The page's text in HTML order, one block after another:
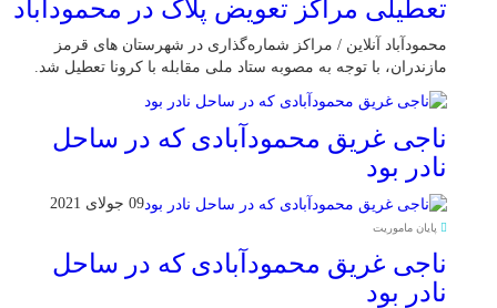
تعطیلی مراکز تعویض پلاک در محمودآباد
محمودآباد آنلاین / مراکز شماره‌گذاری در شهر‌ستان های قرمز
مازندران، با توجه به مصوبه ستاد ملی مقابله با کرونا تعطیل شد.
ناجی غریق محمودآبادی که در ساحل
نادر بود
09 جولای 2021
پایان ماموریت
ناجی غریق محمودآبادی که در ساحل
نادر بود